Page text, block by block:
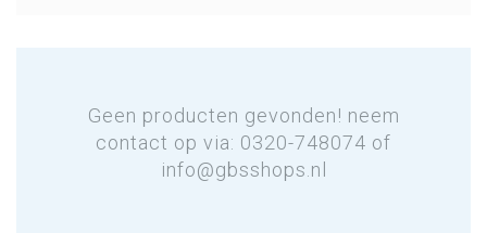
Geen producten gevonden! neem
contact op via: 0320-748074 of
info@gbsshops.nl